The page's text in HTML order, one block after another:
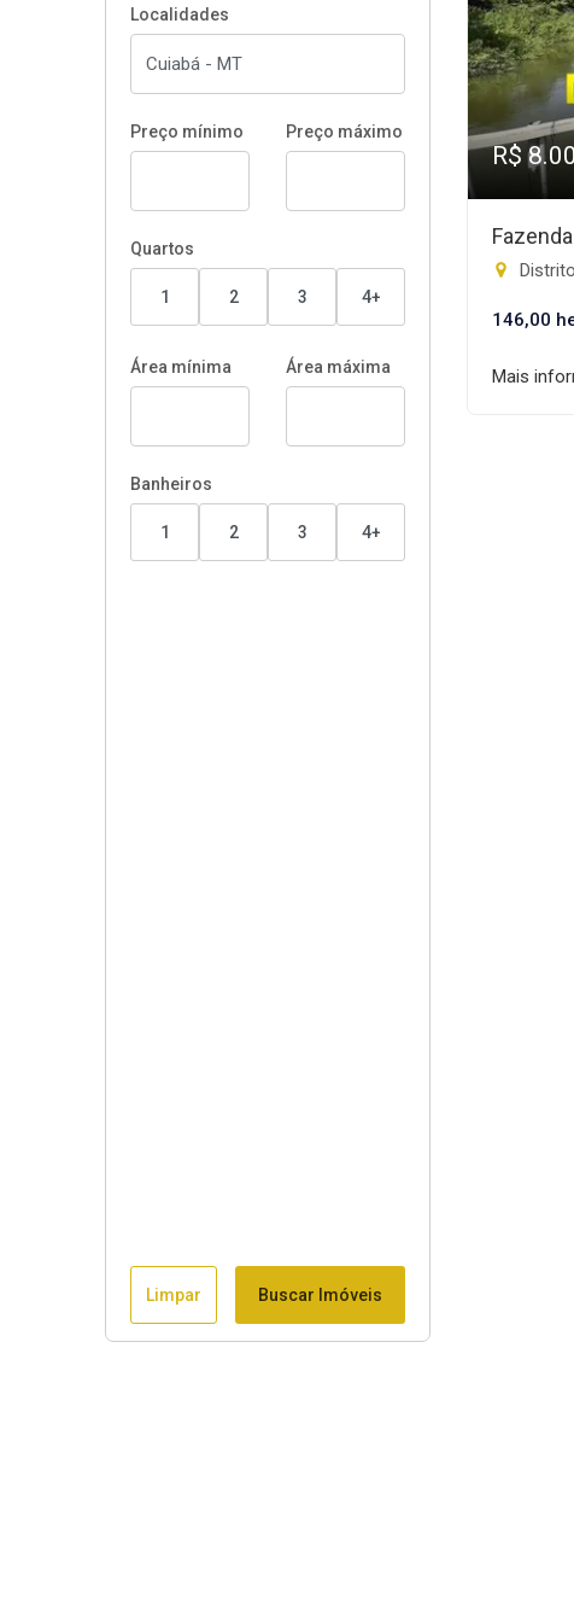
Localidades
Preço mínimo Preço máximo
Quartos
1 2 3 4+
Área mínima Área máxima
Banheiros
1 2 3 4+
Limpar Buscar Imóveis
R$
146,00
Mais